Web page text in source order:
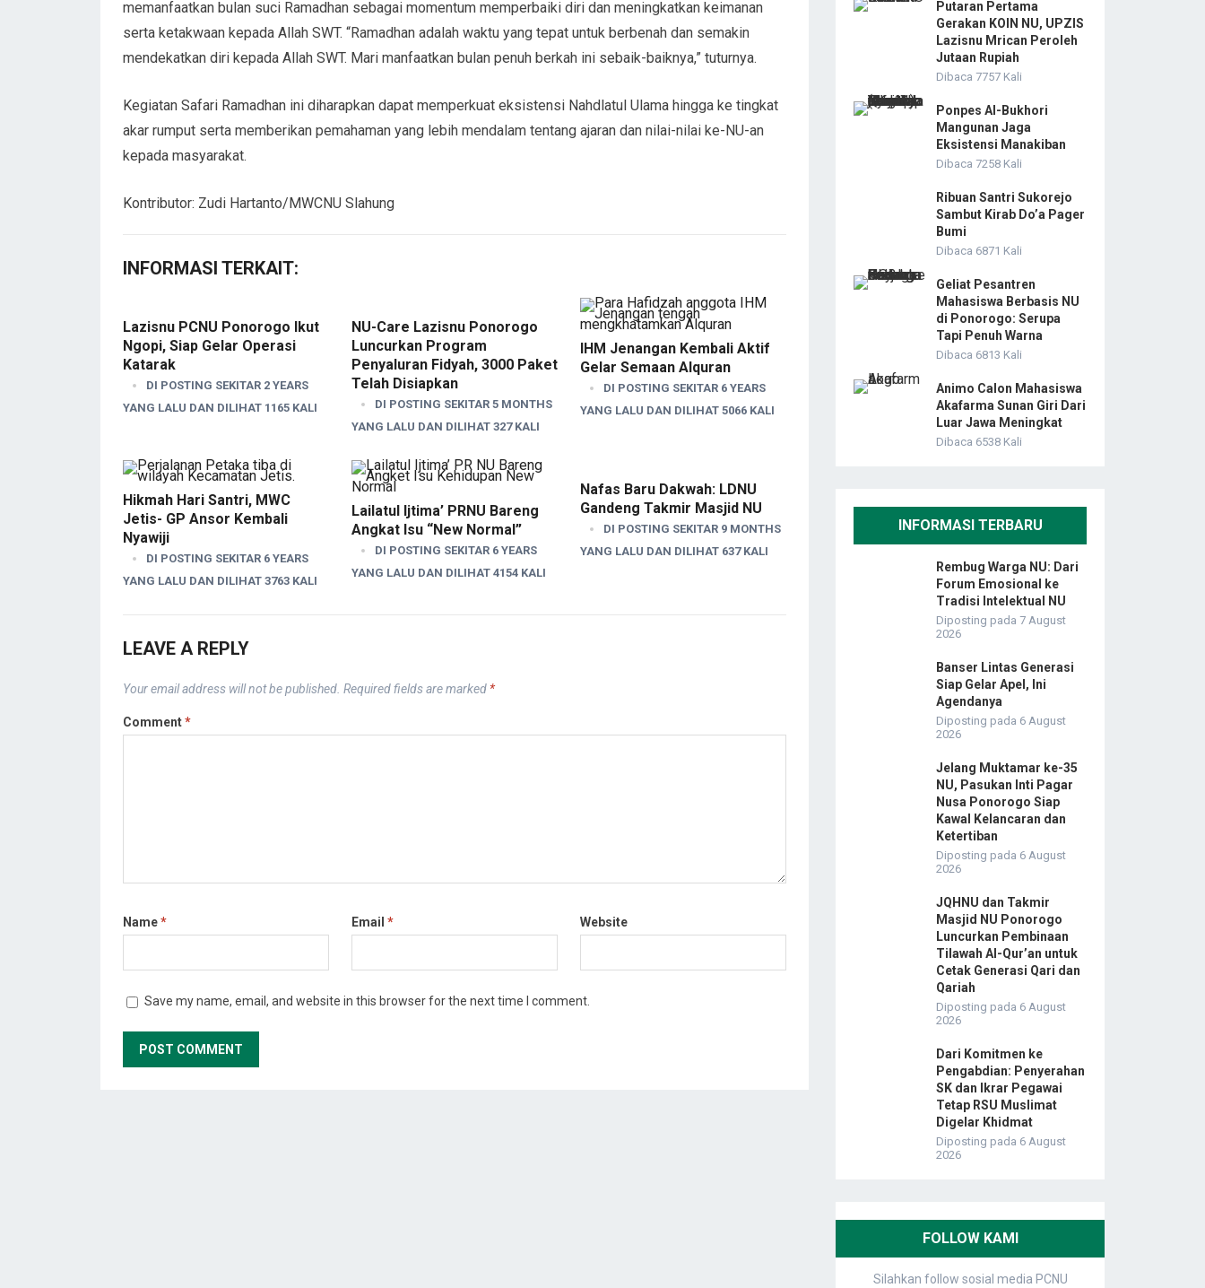
memanfaatkan bulan suci Ramadhan sebagai momentum memperbaiki diri dan meningkatkan keimanan
serta ketakwaan kepada Allah SWT. “Ramadhan adalah waktu yang tepat untuk berbenah dan semakin
mendekatkan diri kepada Allah SWT. Mari manfaatkan bulan penuh berkah ini sebaik-baiknya,” tuturnya.
Kegiatan Safari Ramadhan ini diharapkan dapat memperkuat eksistensi Nahdlatul Ulama hingga ke tingkat
akar rumput serta memberikan pemahaman yang lebih mendalam tentang ajaran dan nilai-nilai ke-NU-an
kepada masyarakat.
Kontributor: Zudi Hartanto/MWCNU Slahung
INFORMASI TERKAIT:
Lazisnu PCNU Ponorogo Ikut
Ngopi, Siap Gelar Operasi
Katarak
DI POSTING SEKITAR 2 YEARS
YANG LALU DAN DILIHAT 1165 KALI
NU-Care Lazisnu Ponorogo
Luncurkan Program
Penyaluran Fidyah, 3000 Paket
Telah Disiapkan
DI POSTING SEKITAR 5 MONTHS
YANG LALU DAN DILIHAT 327 KALI
IHM Jenangan Kembali Aktif
Gelar Semaan Alquran
DI POSTING SEKITAR 6 YEARS
YANG LALU DAN DILIHAT 5066 KALI
Hikmah Hari Santri, MWC
Jetis- GP Ansor Kembali
Nyawiji
DI POSTING SEKITAR 6 YEARS
YANG LALU DAN DILIHAT 3763 KALI
Lailatul Ijtima’ PRNU Bareng
Angkat Isu “New Normal”
DI POSTING SEKITAR 6 YEARS
YANG LALU DAN DILIHAT 4154 KALI
Nafas Baru Dakwah: LDNU
Gandeng Takmir Masjid NU
DI POSTING SEKITAR 9 MONTHS
YANG LALU DAN DILIHAT 637 KALI
LEAVE A REPLY
Your email address will not be published. Required fields are marked *
Comment*
Name* Email * Website
Save my name, email, and website in this browser for the next time I comment.
Putaran Pertama
Gerakan KOIN NU, UPZIS
Lazisnu Mrican Peroleh
Jutaan Rupiah
Dibaca 7757 Kali
Ponpes Al-Bukhori
Mangunan Jaga
Eksistensi Manakiban
Dibaca 7258 Kali
Ribuan Santri Sukorejo
Sambut Kirab Do’a Pager
Bumi
Dibaca 6871 Kali
Geliat Pesantren
Mahasiswa Berbasis NU
di Ponorogo: Serupa
Tapi Penuh Warna
Dibaca 6813 Kali
Animo Calon Mahasiswa
Akafarma Sunan Giri Dari
Luar Jawa Meningkat
Dibaca 6538 Kali
INFORMASI TERBARU
Rembug Warga NU: Dari
Forum Emosional ke
Tradisi Intelektual NU
Diposting pada 7 August
2026
Banser Lintas Generasi
Siap Gelar Apel, Ini
Agendanya
Diposting pada 6 August
2026
Jelang Muktamar ke-35
NU, Pasukan Inti Pagar
Nusa Ponorogo Siap
Kawal Kelancaran dan
Ketertiban
Diposting pada 6 August
2026
JQHNU dan Takmir
Masjid NU Ponorogo
Luncurkan Pembinaan
Tilawah Al-Qur’an untuk
Cetak Generasi Qari dan
Qariah
Diposting pada 6 August
2026
Dari Komitmen ke
Pengabdian: Penyerahan
SK dan Ikrar Pegawai
Tetap RSU Muslimat
Digelar Khidmat
Diposting pada 6 August
2026
FOLLOW KAMI
Silahkan follow sosial media PCNU